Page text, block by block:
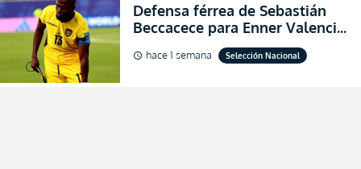
Defensa férrea de Sebastián
Beccacece para Enner Valencia
al indicar que era el hombre
indicado para Ecuador
schedule hace 1 semana Selección Nacional